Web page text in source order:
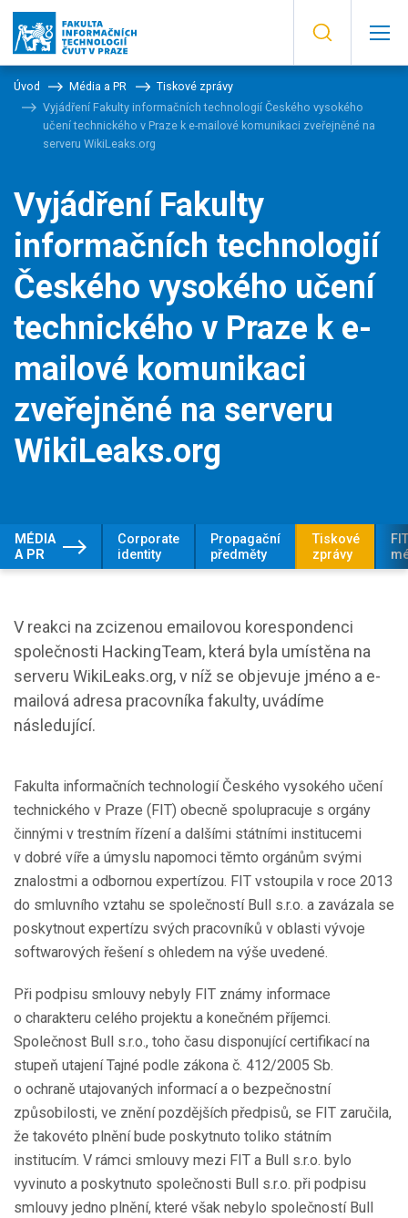
Úvod Média a PR
Tiskové zprávy
Vyjádření Fakulty informačních technologií Českého vysokého
učení technického v Praze k e-mailové komunikaci zveřejněné na
serveru WikiLeaks.org
Vyjádření Fakulty
informačních technologií
Českého vysokého učení
technického v Praze k e-
mailové komunikaci
zveřejněné na serveru
WikiLeaks.org
MÉDIA
A PR
Corporate
identity
Propagační
předměty
Tiskové
zprávy
V reakci na zcizenou e­mailovou korespondenci
společnosti HackingTeam, která byla umístěna na
serveru WikiLeaks.org, v níž se objevuje jméno a e­
mailová adresa pracovníka fakulty, uvádíme
následující.
Fakulta informačních technologií Českého vysokého učení
technického v Praze (FIT) obecně spolupracuje s orgány
činnými v trestním řízení a dalšími státními institucemi
v dobré víře a úmyslu napomoci těmto orgánům svými
znalostmi a odbornou expertízou. FIT vstoupila v roce 2013
do smluvního vztahu se společností Bull s.r.o. a zavázala se
poskytnout expertízu svých pracovníků v oblasti vývoje
softwarových řešení s ohledem na výše uvedené.
Při podpisu smlouvy nebyly FIT známy informace
o charakteru celého projektu a konečném příjemci.
Společnost Bull s.r.o., toho času disponující certifikací na
stupeň utajení Tajné podle zákona č. 412/2005 Sb.
o ochraně utajovaných informací a o bezpečnostní
způsobilosti, ve znění pozdějších předpisů, se FIT zaručila,
že takovéto plnění bude poskytnuto toliko státním
institucím. V rámci smlouvy mezi FIT a Bull s.r.o. bylo
vyvinuto a poskytnuto společnosti Bull s.r.o. při podpisu
smlouvy jedno plnění, které však nebylo společností Bull